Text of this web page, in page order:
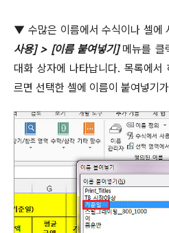
▼ 수많은 이름에서 수식이나 셀에
사용] > [이름 붙여넣기] 메뉴를 클
대화 상자에 나타납니다.목록에서
르면 선택한 셀에 이름이 붙여넣기